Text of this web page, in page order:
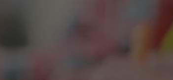
Wonach